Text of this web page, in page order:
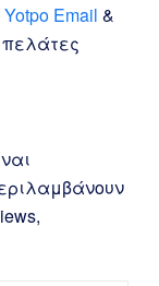
Yotpo Email &
πελάτες